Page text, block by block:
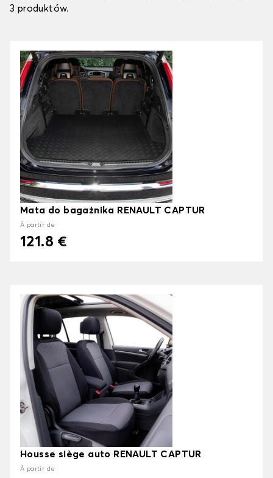
3 produktów.
Mata do bagażnika RENAULT CAPTUR
À partir de
121.8 €
Housse siège auto RENAULT CAPTUR
À partir de